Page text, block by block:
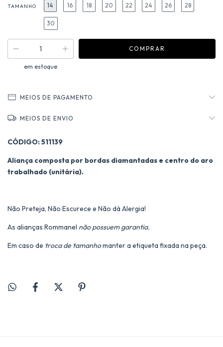
TAMANHO 14 16 18 20 22 24 26 28
30
em estoque
MEIOS DE PAGAMENTO
MEIOS DE ENVIO
CÓDIGO: 511139
Aliança composta por bordas diamantadas e centro do aro
trabalhado (unitária).
Não Preteja, Não Escurece e Não dá Alergia!
As alianças Rommanel não possuem garantia.
Em caso de troca de tamanhomanter a etiqueta fixada na peça.